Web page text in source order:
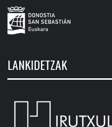
LANKIDETZAK